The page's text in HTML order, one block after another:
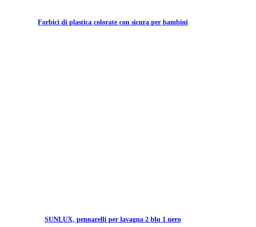
Forbici di plastica colorate con sicura per bambini
SUNLUX, pennarelli per lavagna 2 blu 1 nero